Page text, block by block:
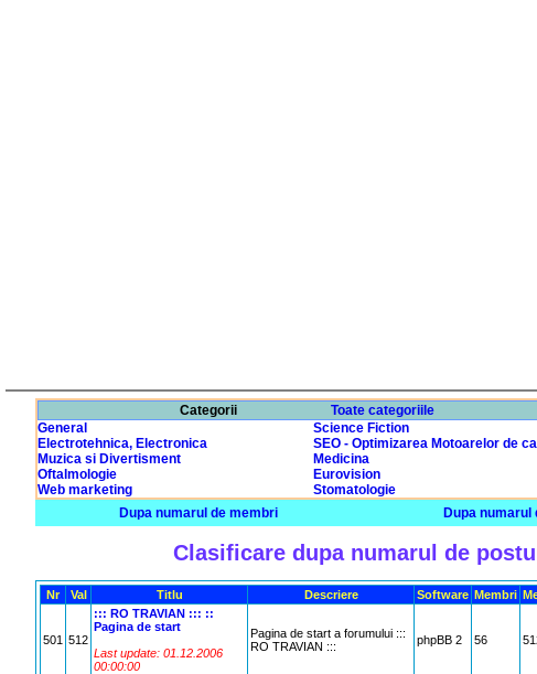
Categorii
Toate categoriile
General
Science Fiction
Electrotehnica, Electronica
SEO - Optimizarea Motoarelor de
Muzica si Divertisment
Medicina
Oftalmologie
Eurovision
Web marketing
Stomatologie
Dupa numarul de membri
Dupa numarul
Clasificare dupa numarul de
Nr Val Titlu Descriere Software Membri
501 512
::: RO TRAVIAN ::: ::
Pagina de start
Last update: 01.12.2006
00:00:00
Pagina de start a forumului :::
RO TRAVIAN :::
phpBB 2 56